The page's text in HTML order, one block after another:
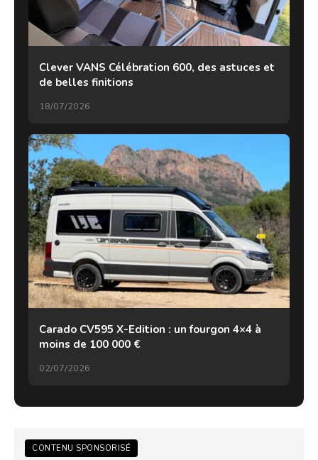
Clever VANS Célébration 600, des astuces et
de belles finitions
18/07/2026
Carado CV595 X-Edition : un fourgon 4×4 à
moins de 100 000 €
02/07/2026
CONTENU SPONSORISÉ